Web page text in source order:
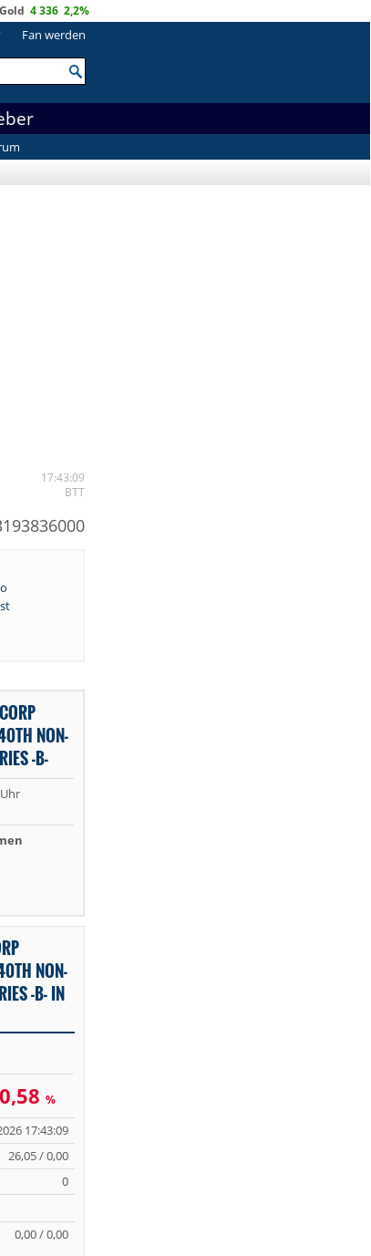
Gold 4 336 2,2%
Fan werden
17:43:09
BTT
NON-
-B-
NON-
-B- IN
%
17:43:09
26,05 / 0,00
0
0,00 / 0,00